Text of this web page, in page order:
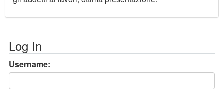
Log In
Username: